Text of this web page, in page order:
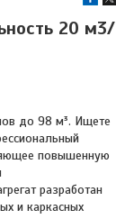
20 м3/
до 98 м³. Ищете
повышенную
разработан
и каркасных